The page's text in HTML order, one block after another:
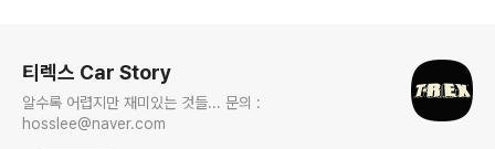
티렉스 Car Story
알수록 어렵지만 재미있는 것들... 문의 :
hosslee@naver.com